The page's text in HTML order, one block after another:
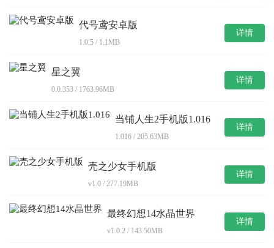
代号鸢安卓版
1.0.5 / 1.1MB
详情
星之翼
0.0.353 / 1763.96MB
详情
当铺人生2手机版1.016
1.016 / 205.63MB
详情
壳之少女手机版
v1.0 / 277.19MB
详情
最终幻想14水晶世界
v1.0.2 / 143.50MB
详情